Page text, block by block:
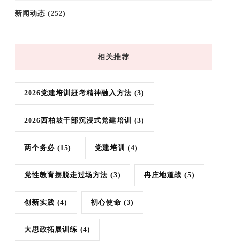
新闻动态 (252)
相关推荐
2026党建培训赶考精神融入方法 (3)
2026西柏坡干部沉浸式党建培训 (3)
两个务必 (15) 党建培训 (4)
党性教育摆脱走过场方法 (3) 冉庄地道战 (5)
创新实践 (4) 初心使命 (3)
大思政拓展训练 (4)